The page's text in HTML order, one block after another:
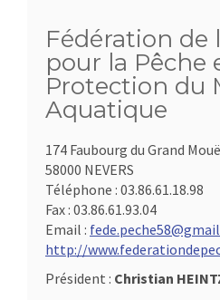
Fédération de
pour la Pêche
Protection du
Aquatique
174 Faubourg du Grand
58000 NEVERS
Téléphone : 03.86.61.18.98
Fax : 03.86.61.93.04
Email :
http://
Président : Christian